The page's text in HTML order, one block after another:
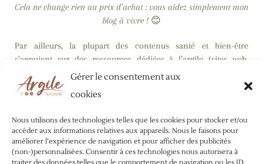
Gérer le consentement aux
cookies
Nous utilisons des technologies telles que les cookies pour stocker et/ou
accéder aux informations relatives aux appareils. Nous le faisons pour
améliorer l’expérience de navigation et pour afficher des publicités
(non-)personnalisées. Consentir à ces technologies nous autorisera à
Cela ne change rien au prix d’achat : vous aidez simplement mon
blog à vivre ! 😊
Par ailleurs, la plupart des contenus santé et bien-être
s’appuient sur des ressources dédiées à l’argile (sites web,
ouvrages de référence…), mais je ne suis pas médecin. La visée
de ces données est purement informative. Aucun de ces
conseils ne saurait donc remplacer un
en aucun cas l’automédication :
référez-vous toujours à un
professionnel de la santé avant d’entreprendre un traitement :
lui seul sauravous indiquer la marche à suivre en fonction de